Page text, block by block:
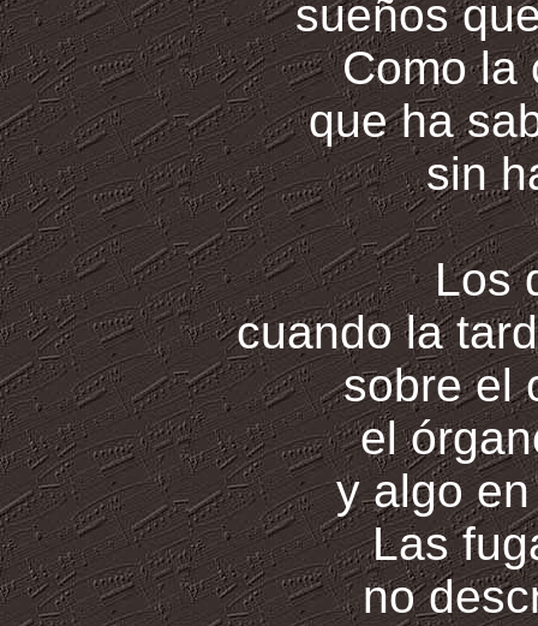
sueños
Como la
que ha
sin
Los
cuando la
sobre el
el
y algo
Las
no